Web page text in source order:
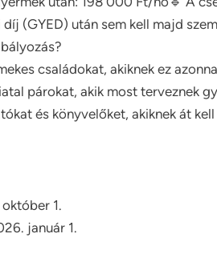
(GYED) után sem kell majd
családokat, akiknek ez
párokat, akik most terveznek
és könyvelőket, akiknek át
1.
január 1.